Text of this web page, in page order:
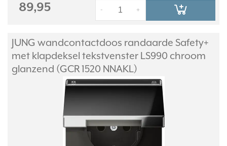
89,95 +
-
JUNG wandcontactdoos randaarde Safety+
met klapdeksel tekstvenster LS990 chroom
glanzend (GCR 1520 NNAKL)